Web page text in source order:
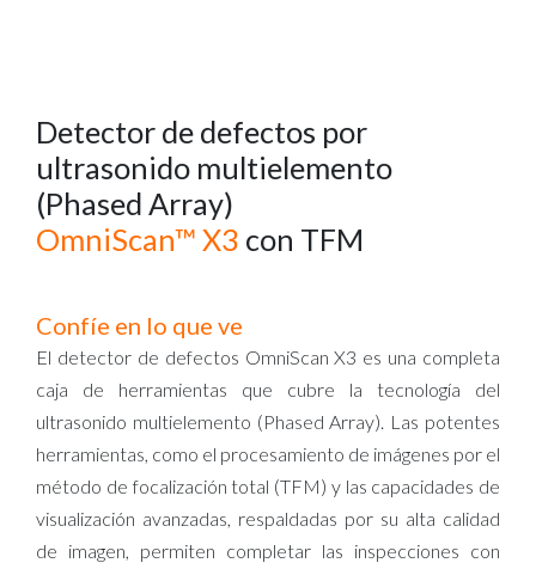
Detector de defectos por
ultrasonido multielemento
(Phased Array)
OmniScan™ X3 con TFM
Confíe en lo que ve
El detector de defectos OmniScan X3 es una completa
caja de herramientas que cubre la tecnología del
ultrasonido multielemento (Phased Array). Las potentes
herramientas, como el procesamiento de imágenes por el
método de focalización total (TFM) y las capacidades de
visualización avanzadas, respaldadas por su alta calidad
de imagen, permiten completar las inspecciones con